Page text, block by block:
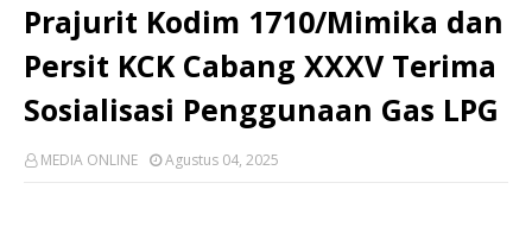
Prajurit Kodim 1710/Mimika dan
Persit KCK Cabang XXXV Terima
Sosialisasi Penggunaan Gas LPG
MEDIA ONLINE Agustus 04, 2025